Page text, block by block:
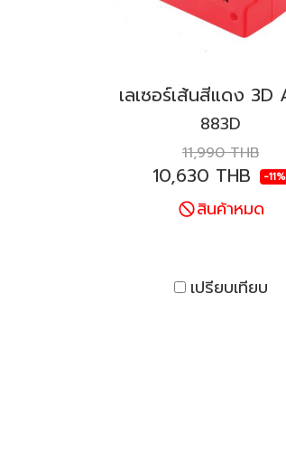
883D
11,990 THB
10,630 THB -11%
สินค้าหมด
เปรียบเทียบ